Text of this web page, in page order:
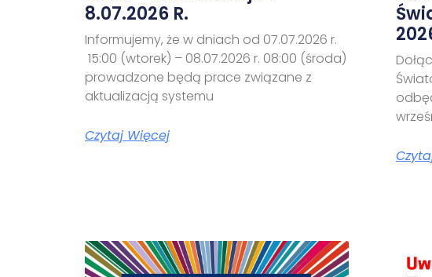
8.07.2026 R.
Informujemy, że w dniach od 07.07.2026 r.
15:00 (wtorek) – 08.07.2026 r. 08:00 (środa)
prowadzone będą prace związane z
aktualizacją systemu
Czytaj Więcej